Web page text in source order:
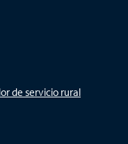
de servicio rural